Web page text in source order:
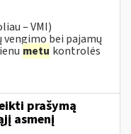
– VMI)
bei pajamų
metu kontrolės
prašymą
asmenį